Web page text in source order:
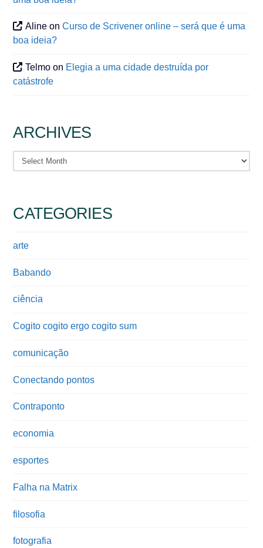
Aline onCurso de Scrivener online – será que é uma
boa ideia?
Telmo on Elegia a uma cidade destruída por
catástrofe
ARCHIVES
Archives
CATEGORIES
arte
Babando
ciência
Cogito cogito ergo cogito sum
comunicação
Conectando pontos
Contraponto
economia
esportes
Falha na Matrix
filosofia
fotografia